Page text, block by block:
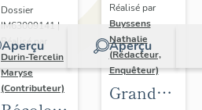
Aperçu
Dossier
IM63009141 |
Réalisé par
Durin-Tercelin
Maryse
(Contributeur)
Aperçu
Réalisé par
Buyssens
Nathalie
(Rédacteur,
Enquêteur)
Grand